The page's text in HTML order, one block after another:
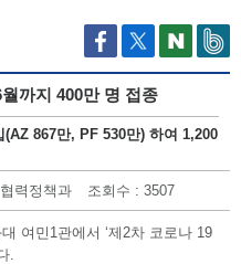
까지 400만 명 접종
867만, PF 530만) 하여 1,200
력정책과 조회수 : 3507
여민1관에서 ‘제2차 코로나 19
.